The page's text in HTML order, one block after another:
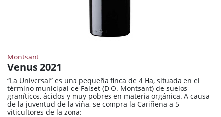
Montsant
Venus 2021
“La Universal” es una pequeña finca de 4 Ha, situada en el
término municipal de Falset (D.O. Montsant) de suelos
graníticos, ácidos y muy pobres en materia orgánica. A causa
de la juventud de la viña, se compra la Cariñena a 5
viticultores de la zona: